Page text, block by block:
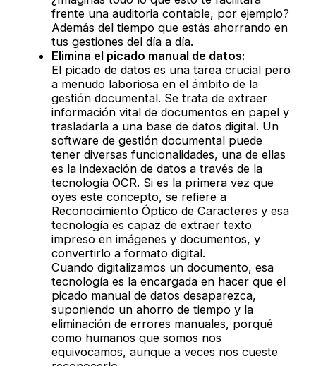
frente una auditoria contable, por ejemplo?
Además del tiempo que estás ahorrando en
tus gestiones del día a día.
Elimina el picado manual de datos:
El picado de datos es una tarea crucial pero
a menudo laboriosa en el ámbito de la
gestión documental. Se trata de extraer
información vital de documentos en papel y
trasladarla a una base de datos digital. Un
software de gestión documental puede
tener diversas funcionalidades, una de ellas
es la indexación de datos a través de la
tecnología OCR. Si es la primera vez que
oyes este concepto, se refiere a
Reconocimiento Óptico de Caracteres y esa
tecnología es capaz de extraer texto
impreso en imágenes y documentos, y
convertirlo a formato digital.
Cuando digitalizamos un documento, esa
tecnología es la encargada en hacer que el
picado manual de datos desaparezca,
suponiendo un ahorro de tiempo y la
eliminación de errores manuales, porqué
como humanos que somos nos
equivocamos, aunque a veces nos cueste